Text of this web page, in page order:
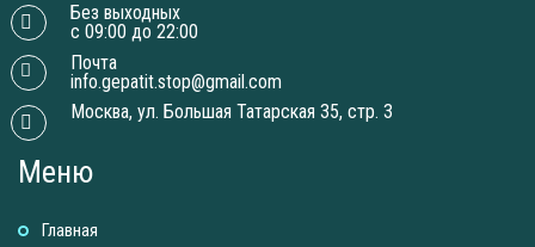
Без выходных
с 09:00 до 22:00
Почта
info.gepatit.stop@gmail.com
Москва, ул. Большая Татарская 35, стр. 3
Меню
Главная